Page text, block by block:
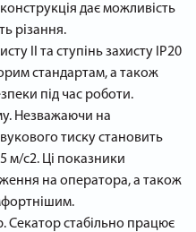
дає можливість
різання.
II та ступінь захисту IP20
стандартам, а також
під час роботи.
Незважаючи на
тиску становить
м/с2. Ці показники
на оператора, а також
Секатор стабільно працює